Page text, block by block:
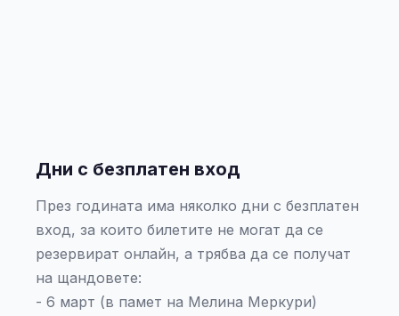
Дни с безплатен вход
През годината има няколко дни с безплатен
вход, за които билетите не могат да се
резервират онлайн, а трябва да се получат
на щандовете:
- 6 март (в памет на Мелина Меркури)